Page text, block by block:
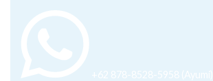
+62 878-8528-5958 (Ayumi)